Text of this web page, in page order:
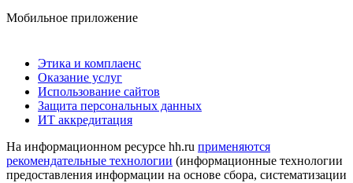
Мобильное приложение
Этика и комплаенс
Оказание услуг
Использование сайтов
Защита персональных данных
ИТ аккредитация
На информационном ресурсе hh.ru применяются
рекомендательные технологии (информационные технологии
предоставления информации на основе сбора, систематизации